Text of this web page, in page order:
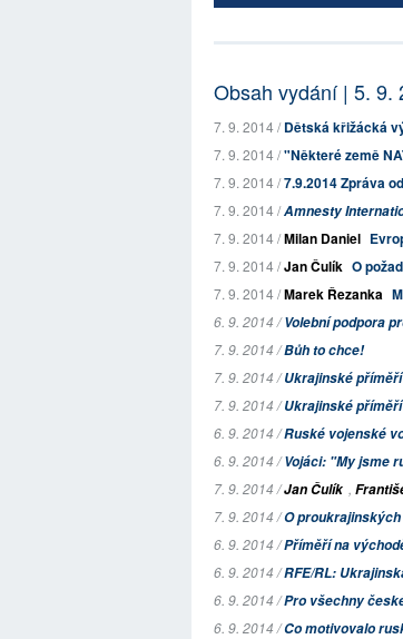
Obsah vydání | 5. 9.
7. 9. 2014 /Dětská křižácká
7. 9. 2014 /"Některé země
7. 9. 2014 /7.9.2014 Zpráva
7. 9. 2014 /Amnesty
7. 9. 2014 /Milan Daniel
7. 9. 2014 /Jan Čulík O
7. 9. 2014 /Marek Řezanka
6. 9. 2014 /Volební podpora
7. 9. 2014 /Bůh to chce!
7. 9. 2014 /Ukrajinské
7. 9. 2014 /Ukrajinské
6. 9. 2014 /Ruské vojenské
6. 9. 2014 /Vojáci: "My jsme
7. 9. 2014 /Jan Čulík ,
7. 9. 2014 /O
6. 9. 2014 /Příměří na
6. 9. 2014 /RFE/RL:
6. 9. 2014 /Pro všechny
6. 9. 2014 /Co motivovalo